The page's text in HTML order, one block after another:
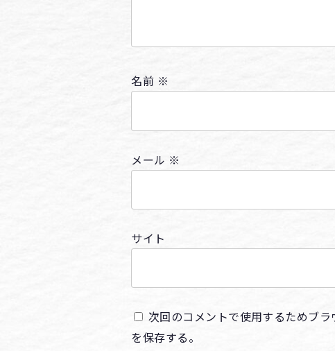
名前 ※
メール ※
サイト
次回のコメントで使用するためブ
を保存する。